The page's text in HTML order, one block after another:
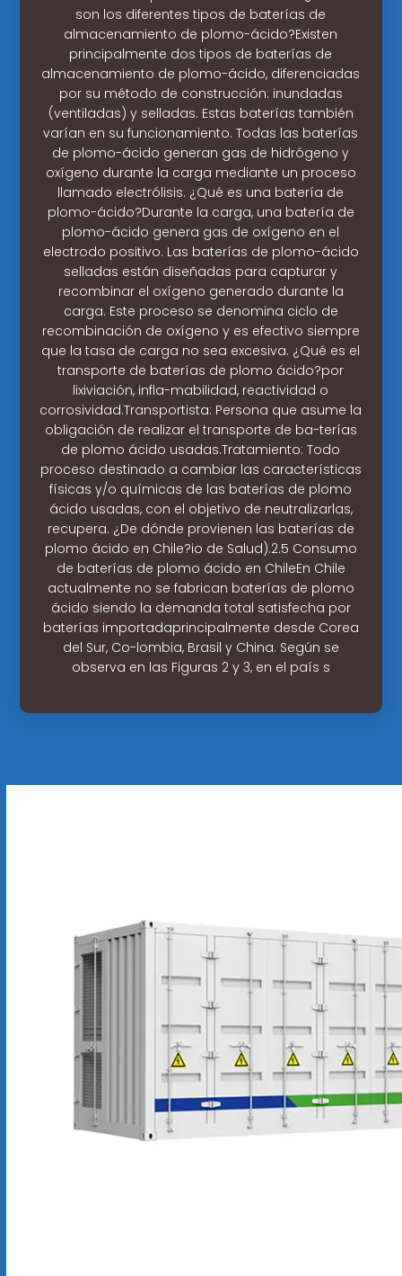
son los diferentes tipos de baterías de
almacenamiento de plomo-ácido?Existen
principalmente dos tipos de baterías de
almacenamiento de plomo-ácido, diferenciadas
por su método de construcción: inundadas
(ventiladas) y selladas. Estas baterías también
varían en su funcionamiento. Todas las baterías
de plomo-ácido generan gas de hidrógeno y
oxígeno durante la carga mediante un proceso
llamado electrólisis. ¿Qué es una batería de
plomo-ácido?Durante la carga, una batería de
plomo-ácido genera gas de oxígeno en el
electrodo positivo. Las baterías de plomo-ácido
selladas están diseñadas para capturar y
recombinar el oxígeno generado durante la
carga. Este proceso se denomina ciclo de
recombinación de oxígeno y es efectivo siempre
que la tasa de carga no sea excesiva. ¿Qué es el
transporte de baterías de plomo ácido?por
lixiviación, infla-mabilidad, reactividad o
corrosividad.Transportista: Persona que asume la
obligación de realizar el transporte de ba-terías
de plomo ácido usadas.Tratamiento: Todo
proceso destinado a cambiar las características
físicas y/o químicas de las baterías de plomo
ácido usadas, con el objetivo de neutralizarlas,
recupera. ¿De dónde provienen las baterías de
plomo ácido en Chile?io de Salud).2.5 Consumo
de baterías de plomo ácido en ChileEn Chile
actualmente no se fabrican baterías de plomo
ácido siendo la demanda total satisfecha por
baterías importadaprincipalmente desde Corea
del Sur, Co-lombia, Brasil y China. Según se
observa en las Figuras 2 y 3, en el país s